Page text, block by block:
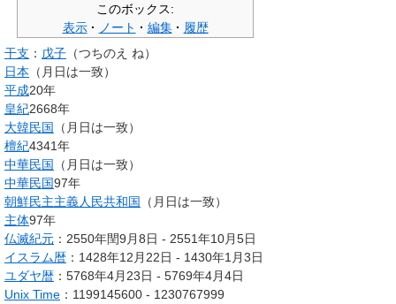
このボックス:
表示
ノート 編集
履歴
干支 ： 戊子 （つちのえ ね）
日本 （月日は一致）
平成20年
皇紀2668年
大韓民国
（月日は一致）
檀紀4341年
中華民国
（月日は一致）
中華民国97年
朝鮮民主主義人民共和国
（月日は一致）
主体97年
仏滅紀元 ：2550年閏9月8日 - 2551年10月5日
イスラム暦 ：1428年12月22日 - 1430年1月3日
ユダヤ暦 ：5768年4月23日 - 5769年4月4日
Unix Time ：1199145600 - 1230767999